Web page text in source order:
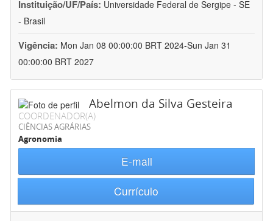
Instituição/UF/País: Universidade Federal de Sergipe - SE
- Brasil
Vigência: Mon Jan 08 00:00:00 BRT 2024-Sun Jan 31
00:00:00 BRT 2027
Abelmon da Silva Gesteira
COORDENADOR(A)
CIÊNCIAS AGRÁRIAS
Agronomia
E-mail
Currículo